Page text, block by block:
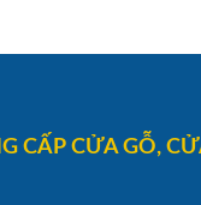
CẤP CỬA GỖ,